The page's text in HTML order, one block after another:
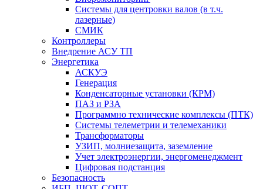
Системы для центровки валов (в т.ч.
лазерные)
СМИК
Контроллеры
Внедрение АСУ ТП
Энергетика
АСКУЭ
Генерация
Конденсаторные установки (КРМ)
ПАЗ и РЗА
Программно технические комплексы (ПТК)
Системы телеметрии и телемеханики
Трансформаторы
УЗИП, молниезащита, заземление
Учет электроэнергии, энергоменеджмент
Цифровая подстанция
Безопасность